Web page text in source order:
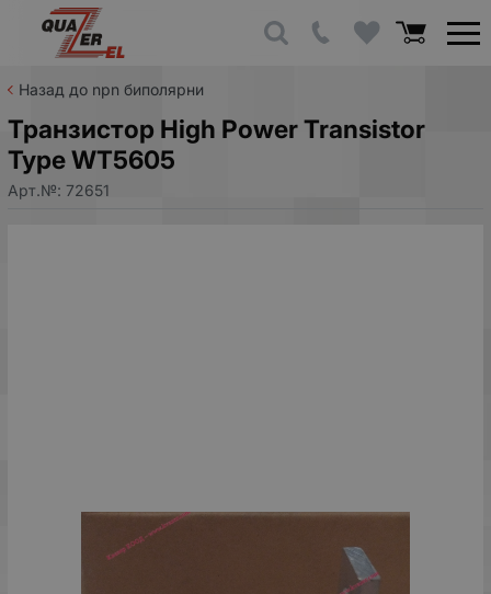
Назад до npn биполярни
Транзистор High Power Transistor
Type WT5605
Арт.№: 72651